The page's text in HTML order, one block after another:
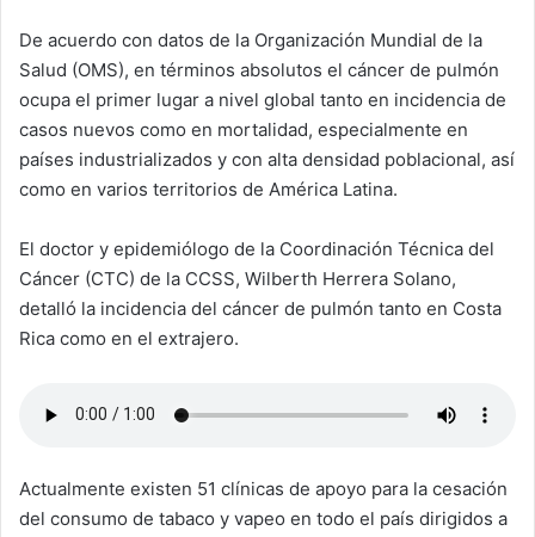
De acuerdo con datos de la Organización Mundial de la
Salud (OMS), en términos absolutos el cáncer de pulmón
ocupa el primer lugar a nivel global tanto en incidencia de
casos nuevos como en mortalidad, especialmente en
países industrializados y con alta densidad poblacional, así
como en varios territorios de América Latina.
El doctor y epidemiólogo de la Coordinación Técnica del
Cáncer (CTC) de la CCSS, Wilberth Herrera Solano,
detalló la incidencia del cáncer de pulmón tanto en Costa
Rica como en el extrajero.
Actualmente existen 51 clínicas de apoyo para la cesación
del consumo de tabaco y vapeo en todo el país dirigidos a